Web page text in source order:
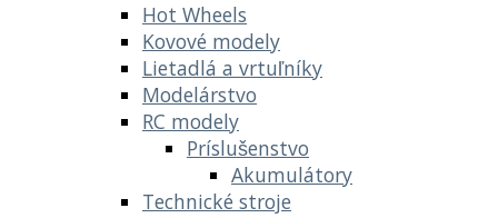
Hot Wheels
Kovové modely
Lietadlá a vrtuľníky
Modelárstvo
RC modely
Príslušenstvo
Akumulátory
Technické stroje